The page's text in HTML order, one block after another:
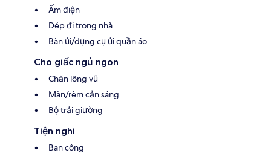
Ấm điện
Dép đi trong nhà
Bàn ủi/dụng cụ ủi quần áo
Cho giấc ngủ ngon
Chăn lông vũ
Màn/rèm cản sáng
Bộ trải giường
Tiện nghi
Ban công